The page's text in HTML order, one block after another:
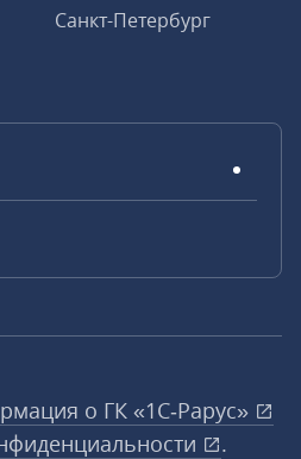
Санкт-Петербург
о ГК «1С‑Рарус»
.